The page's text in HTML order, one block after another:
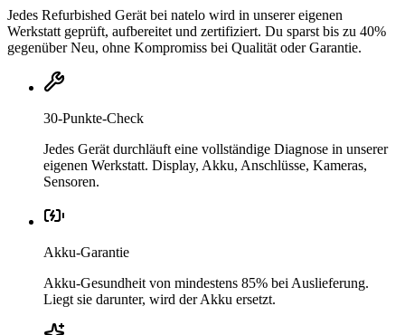
Jedes Refurbished Gerät bei natelo wird in unserer eigenen
Werkstatt geprüft, aufbereitet und zertifiziert. Du sparst bis zu 40%
gegenüber Neu, ohne Kompromiss bei Qualität oder Garantie.
30-Punkte-Check
Jedes Gerät durchläuft eine vollständige Diagnose in unserer
eigenen Werkstatt. Display, Akku, Anschlüsse, Kameras,
Sensoren.
Akku-Garantie
Akku-Gesundheit von mindestens 85% bei Auslieferung.
Liegt sie darunter, wird der Akku ersetzt.